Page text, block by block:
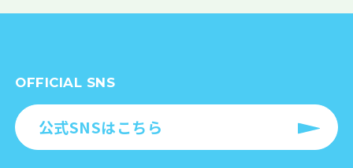
OFFICIAL SNS
公式SNSはこちら